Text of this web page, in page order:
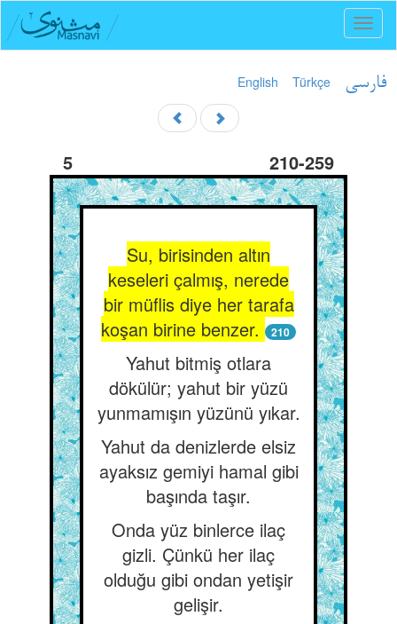
English Türkçe فارسی
5 210-259
Su, birisinden altın
keseleri çalmış, nerede
bir müflis diye her tarafa
koşan birine benzer.
210
Yahut bitmiş otlara
dökülür; yahut bir yüzü
yunmamışın yüzünü yıkar.
Yahut da denizlerde elsiz
ayaksız gemiyi hamal gibi
başında taşır.
Onda yüz binlerce ilaç
gizli. Çünkü her ilaç
olduğu gibi ondan yetişir
gelişir.